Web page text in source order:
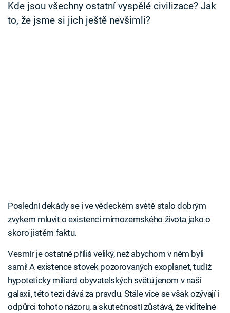
Sledujte nás
Kde jsou všechny ostatní vyspělé civilizace? Jak
to, že jsme si jich ještě nevšimli?
Poslední dekády se i ve vědeckém světě stalo dobrým
zvykem mluvit o existenci mimozemského života jako o
skoro jistém faktu.
Vesmír je ostatně příliš veliký, než abychom v něm byli
sami! A existence stovek pozorovaných exoplanet, tudíž
hypoteticky miliard obyvatelských světů jenom v naší
galaxii, této tezi dává za pravdu. Stále více se však ozývají i
odpůrci tohoto názoru, a skutečností zůstává, že viditelné